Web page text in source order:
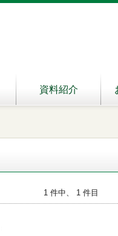
資料紹介
1 件中、 1 件目